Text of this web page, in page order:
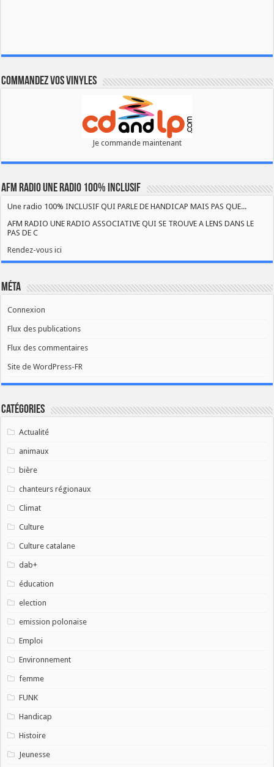
Commandez vos vinyles
Je commande maintenant
AFM RADIO UNE RADIO 100% INCLUSIF
Une radio 100% INCLUSIF QUI PARLE DE HANDICAP MAIS PAS QUE...
AFM RADIO UNE RADIO ASSOCIATIVE QUI SE TROUVE A LENS DANS LE
PAS DE C
Rendez-vous ici
Méta
Connexion
Flux des publications
Flux des commentaires
Site de WordPress-FR
Catégories
Actualité
animaux
bière
chanteurs régionaux
Climat
Culture
Culture catalane
dab+
éducation
election
emission polonaise
Emploi
Environnement
femme
FUNK
Handicap
Histoire
Jeunesse